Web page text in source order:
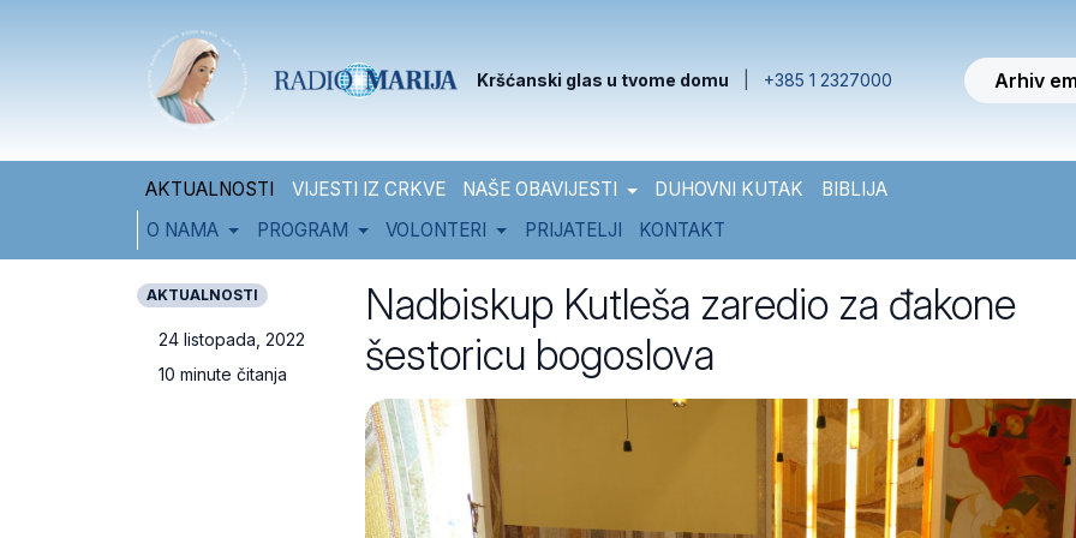
Kršćanski glas u tvome domu +385 1 2327000 Arhiv
AKTUALNOSTI VIJESTI IZ CRKVE NAŠE OBAVIJESTI DUHOVNI KUTAK
BIBLIJA
O NAMA
PROGRAM VOLONTERI PRIJATELJI KONTAKT
AKTUALNOSTI
24 listopada, 2022
10 minute čitanja
Nadbiskup Kutleša zaredio za đakone
šestoricu bogoslova